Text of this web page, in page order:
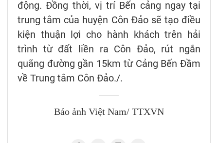
động. Đồng thời, vị trí Bến cảng ngay tại
trung tâm của huyện Côn Đảo sẽ tạo điều
kiện thuận lợi cho hành khách trên hải
trình từ đất liền ra Côn Đảo, rút ngắn
quãng đường gần 15km từ Cảng Bến Đầm
về Trung tâm Côn Đảo./.
Báo ảnh Việt Nam/ TTXVN